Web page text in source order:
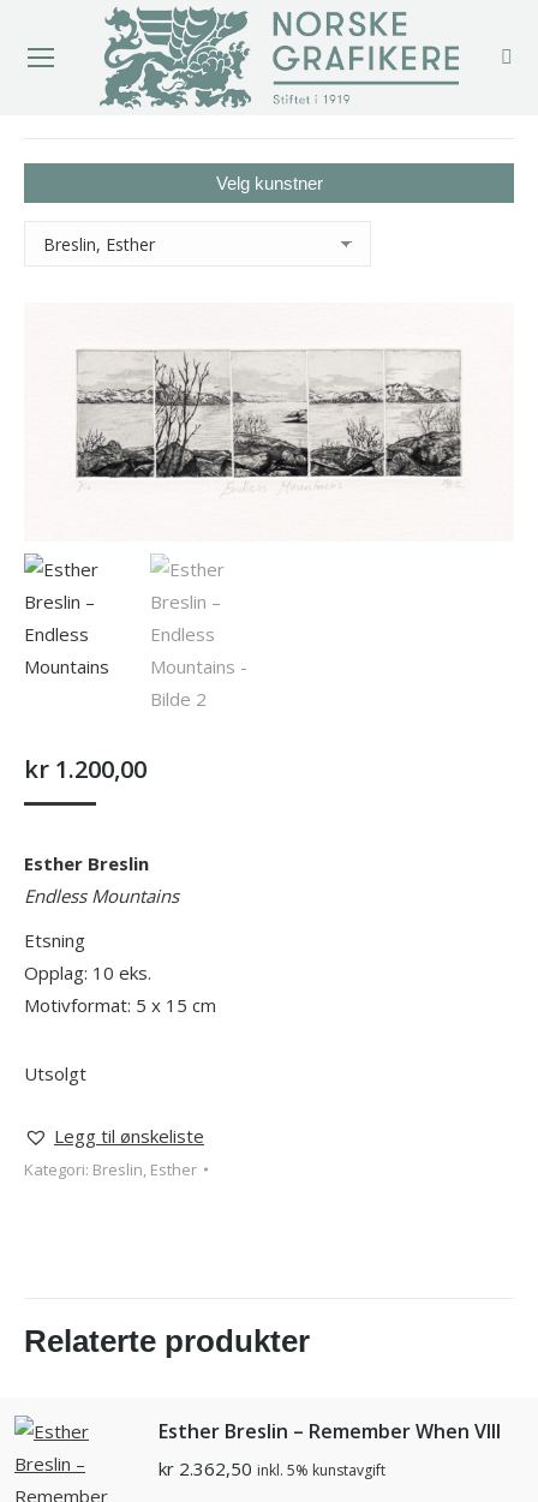
Velg kunstner
kr 1.200,00
Esther Breslin
Endless Mountains
Etsning
Opplag: 10 eks.
Motivformat: 5 x 15 cm
Utsolgt
Legg til ønskeliste
Kategori: Breslin, Esther
Relaterte produkter
Esther Breslin – Remember When Vlll
kr 2.362,50 inkl. 5% kunstavgift